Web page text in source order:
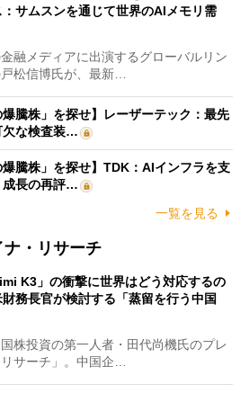
サムスンを通じて世界のAIメモリ需
融メディアに出演するグローバルリン
松信博氏が、最新…
爆騰株」を探せ】レーザーテック：最先
欠な検査装…
爆騰株」を探せ】TDK：AIインフラを支
長の再評…
一覧を見る
ナ・リサーチ
K3」の衝撃に世界はどう対応するの
務長官が検討する「蒸留を行う中国
株投資の第一人者・田代尚機氏のプレ
サーチ」。中国企…